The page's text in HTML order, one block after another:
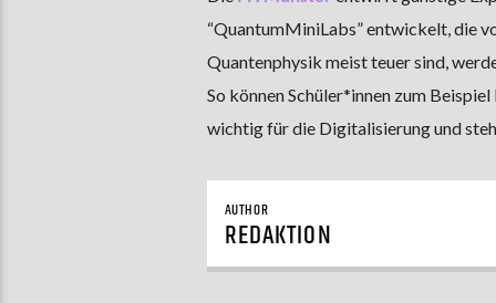
“QuantumMiniLabs” entwickelt, die
Quantenphysik meist teuer sind,
So können Schüler*innen zum
wichtig für die Digitalisierung und
AUTHOR
REDAKTION